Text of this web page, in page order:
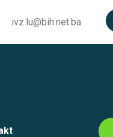
ivz.lu@bih.net.ba